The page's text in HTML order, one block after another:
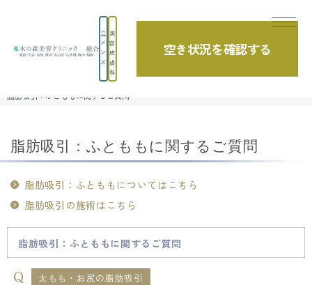
メ
ン
ズ
美
容
皮
膚
科
空き状況を確認する
よくあるご質問
よくあるご質問
脂肪吸引：ふとももに関するご質問
脂肪吸引：ふとももに関するご質問
脂肪吸引：ふとももについてはこちら
脂肪吸引の施術はこちら
脂肪吸引：ふとももに関するご質問
太もも・お尻の脂肪吸引